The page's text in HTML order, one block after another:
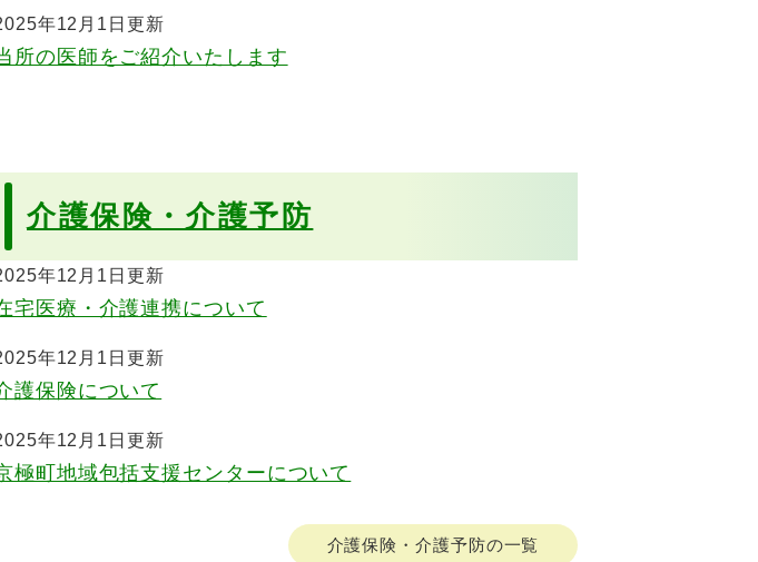
年12月1日更新
所の医師をご紹介いたします
介護保険・介護予防
年12月1日更新
宅医療・介護連携について
年12月1日更新
護保険について
年12月1日更新
極町地域包括支援センターについて
介護保険・介護予防の一覧